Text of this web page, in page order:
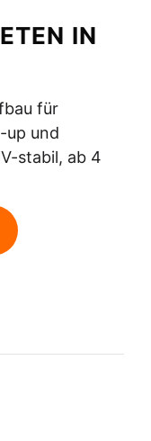
IN
für
up und
stabil, ab 4